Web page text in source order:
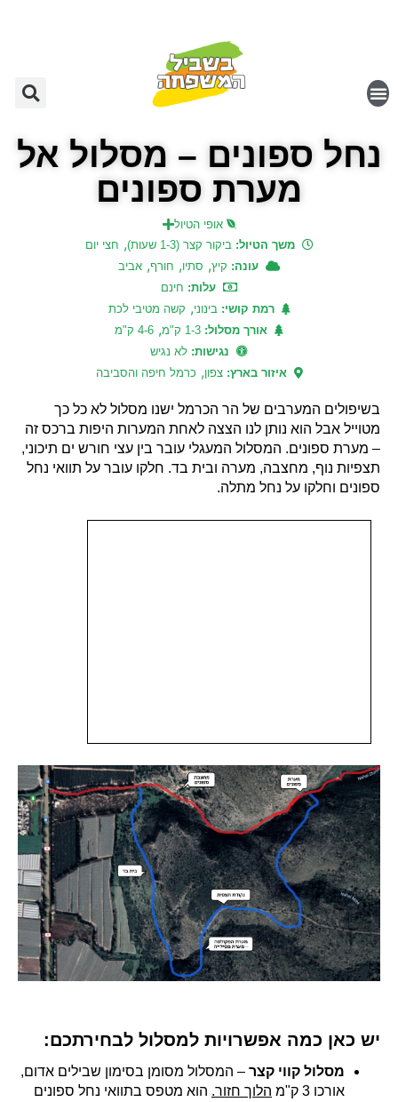
נחל ספונים – מסלול אל
מערת ספונים
אופי הטיול
משך הטיול:ביקור קצר (1-3 שעות) , חצי יום
עונה: קיץ, סתיו, חורף, אביב
עלות: חינם
רמת קושי:בינוני, קשה מטיבי לכת
אורך מסלול: 1-3 ק"מ , 4-6 ק"מ
נגישות: לא נגיש
איזור בארץ:צפון, כרמל חיפה והסביבה
בשיפולים המערבים של הר הכרמל ישנו מסלול לא כל כך
מטוייל אבל הוא נותן לנו הצצה לאחת המערות היפות ברכס זה
– מערת ספונים. המסלול המעגלי עובר בין עצי חורש ים תיכוני,
תצפיות נוף, מחצבה, מערה ובית בד. חלקו עובר על תוואי נחל
ספונים וחלקו על נחל מתלה.
יש כאן כמה אפשרויות למסלול לבחירתכם:
מסלול קווי קצר – המסלול מסומן בסימון שבילים אדום,
אורכו 3 ק"מ
הלוך חזור. הוא מטפס בתוואי נחל ספונים